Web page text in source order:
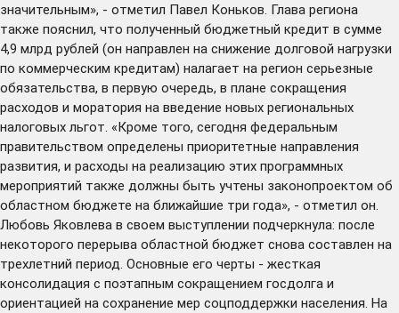
значительным», - отметил Павел Коньков. Глава региона
также пояснил, что полученный бюджетный кредит в сумме
4,9 млрд рублей (он направлен на снижение долговой нагрузки
по коммерческим кредитам) налагает на регион серьезные
обязательства, в первую очередь, в плане сокращения
расходов и моратория на введение новых региональных
налоговых льгот. «Кроме того, сегодня федеральным
правительством определены приоритетные направления
развития, и расходы на реализацию этих программных
мероприятий также должны быть учтены законопроектом об
областном бюджете на ближайшие три года», - отметил он.
Любовь Яковлева в своем выступлении подчеркнула: после
некоторого перерыва областной бюджет снова составлен на
трехлетний период. Основные его черты - жесткая
консолидация с поэтапным сокращением госдолга и
ориентацией на сохранение мер соцподдержки населения. На